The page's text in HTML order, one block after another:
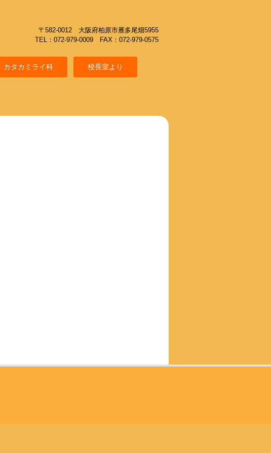
〒582-0012 大阪府柏原市雁多尾畑5955
TEL：072-979-0009 FAX：072-979-0575
カタカミライ科 校長室より